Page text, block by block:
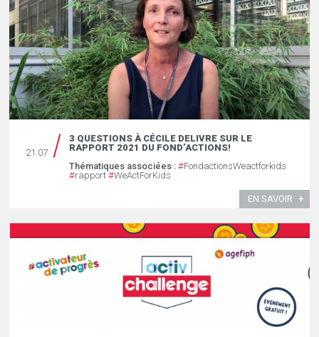
21.07
3 QUESTIONS À CÉCILE DELIVRE SUR LE
RAPPORT 2021 DU FOND’ACTIONS!
Thématiques associées : #FondactionsWeactforkids
#rapport #WeActForKids
EN SAVOIR